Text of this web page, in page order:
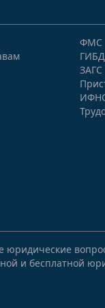
ФМС
ЗАГС
и бесплатной